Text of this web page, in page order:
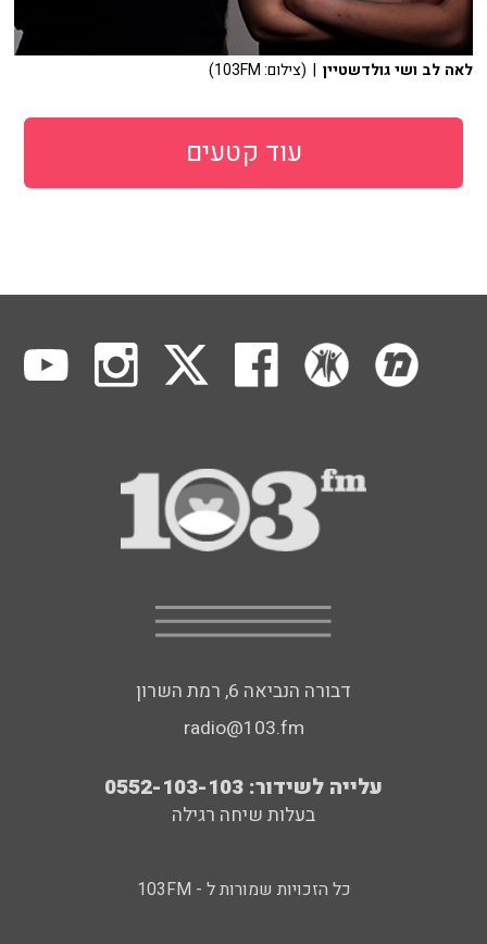
לאה לב ושי גולדשטיין | (צילום: 103FM)
עוד קטעים
דבורה הנביאה 6, רמת השרון
radio@103.fm
עלייה לשידור: 0552-103-103
בעלות שיחה רגילה
כל הזכויות שמורות ל - 103FM